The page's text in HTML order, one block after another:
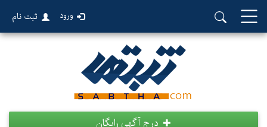
ورود ثبت نام
درج آگهی رایگان